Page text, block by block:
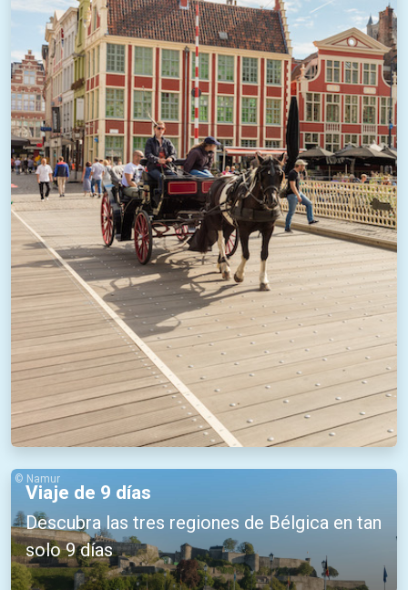
Viaje de 9 días
Descubra las tres regiones de Bélgica en tan
solo 9 días
© Namur